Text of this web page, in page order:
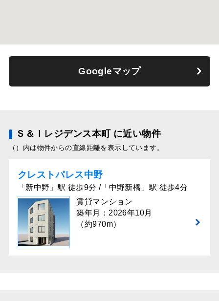
Googleマップ
Ｓ＆Ｉレジデンス本町 に近い物件
（）内は物件からの直線距離を表示しています。
クレストパレス中野
「新中野」駅 徒歩9分 /「中野新橋」駅 徒歩4分
賃貸マンション
築年月：2026年10月
（約970m）